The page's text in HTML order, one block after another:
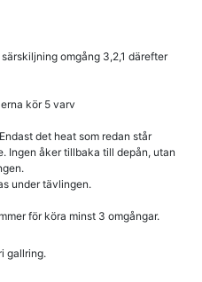
omgång 3,2,1 därefter
kör 5 varv
det heat som redan står
Ingen åker tillbaka till depån, utan
under tävlingen.
för köra minst 3 omgångar.
gallring.